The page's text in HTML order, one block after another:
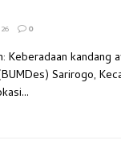
0
Keberadaan kandang
Sarirogo,